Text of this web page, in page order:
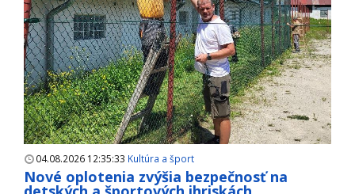
04.08.2026 12:35:33 Kultúra a šport
Nové oplotenia zvýšia bezpečnosť na